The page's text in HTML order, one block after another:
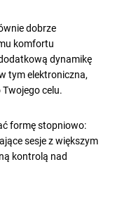
dobrze
komfortu
dynamikę
tym elektroniczna,
celu.
formę stopniowo:
sesje z większym
kontrolą nad